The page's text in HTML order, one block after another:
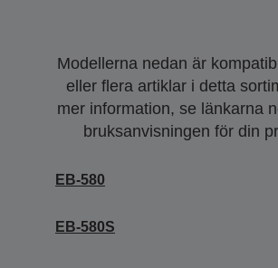
Modellerna nedan är
eller flera artiklar i detta
mer information, se länkarna
bruksanvisningen för din
EB-580
EB-580S